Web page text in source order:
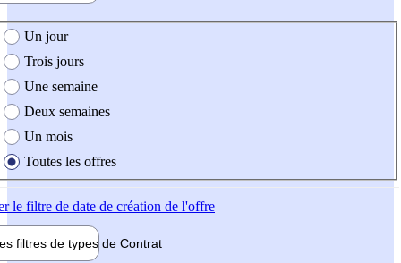
création de l'offre
Un jour
Trois jours
Une semaine
Deux semaines
Un mois
Toutes les offres
le filtre de date de création de l'offre
filtres de types de Contrat